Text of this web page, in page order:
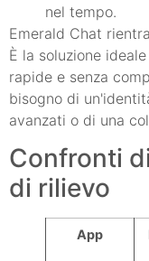
nel tempo.
Emerald Chat
È la soluzione
rapide e senza
bisogno di
avanzati o di una
Confronti
di rilievo
App